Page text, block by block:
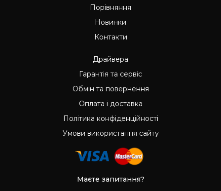
Порівняння
Новинки
Контакти
Драйвера
Гарантія та сервіс
Обмін та повернення
Оплата і доставка
Політика конфіденційності
Умови використання сайту
Маєте запитання?